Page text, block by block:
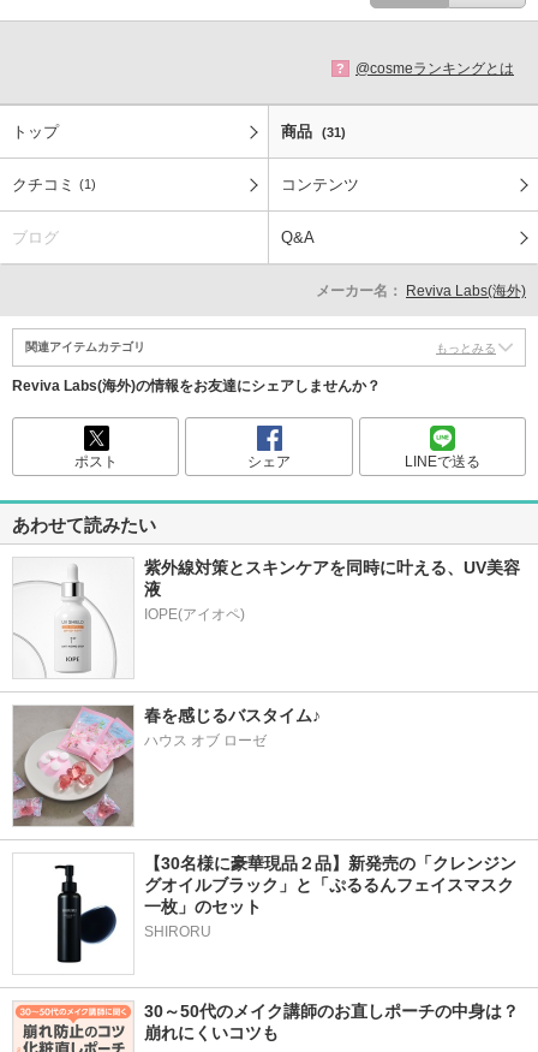
? @cosmeランキングとは
トップ 商品 (31)
クチコミ (1) コンテンツ
ブログ Q&A
メーカー名： Reviva Labs(海外)
関連アイテムカテゴリ もっとみる
Reviva Labs(海外)の情報をお友達にシェアしませんか？
ポスト シェア LINEで送る
あわせて読みたい
紫外線対策とスキンケアを同時に叶える、UV美容
液
春を感じるバスタイム♪
ハウス オブ ローゼ
【30名様に豪華現品２品】新発売の「クレンジン
グオイルブラック」と「ぷるるんフェイスマスク
一枚」のセット
SHIRORU
30～50代のメイク講師のお直しポーチの中身は？
崩れにくいコツも